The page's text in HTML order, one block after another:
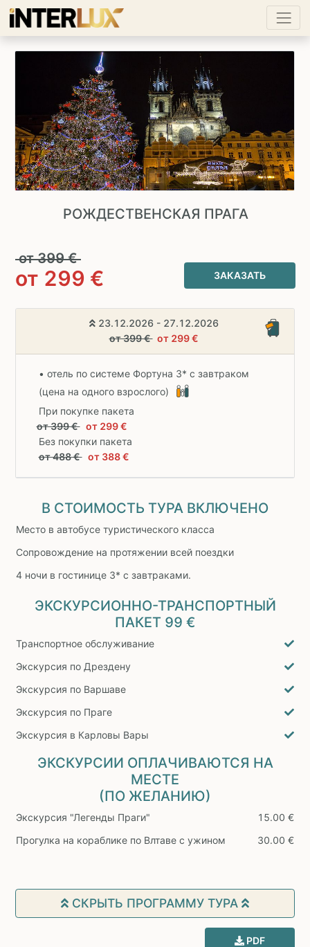
РОЖДЕСТВЕНСКАЯ ПРАГА
от399€
от 299 € ЗАКАЗАТЬ
23.12.2026 - 27.12.2026
от 399 €от 299 €
• отель по системе Фортуна 3* с завтраком
(цена на одного взрослого)
При покупке пакета
от 399 € от 299 €
Без покупки пакета
от 488 € от 388 €
В СТОИМОСТЬ ТУРА ВКЛЮЧЕНО
Место в автобусе туристического класса
Сопровождение на протяжении всей поездки
4 ночи в гостинице 3* с завтраками.
ЭКСКУРСИОННО-ТРАНСПОРТНЫЙ
ПАКЕТ 99 €
Транспортное обслуживание
Экскурсия по Дрездену
Экскурсия по Варшаве
Экскурсия по Праге
Экскурсия в Карловы Вары
ЭКСКУРСИИ ОПЛАЧИВАЮТСЯ НА
МЕСТЕ
(ПО ЖЕЛАНИЮ)
Экскурсия "Легенды Праги"
15.00 €
Прогулка на кораблике по Влтаве с ужином
30.00 €
СКРЫТЬ ПРОГРАММУ ТУРА
PDF